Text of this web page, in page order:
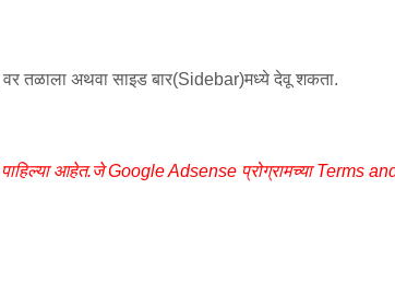
वर तळाला अथवा साइड बार(Sidebar)मध्ये देवू शकता.
पाहिल्या आहेत.जे Google Adsense प्रोग्रामच्या Terms